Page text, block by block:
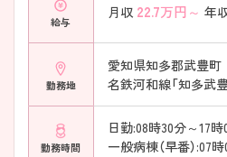
います。 ・中途入職者が多く、段階的に
経験に合わせた進め方 ・特定の人に負
クがある方も相談しやすい環境
■ 生活面まで支えるサポート体
事と生活の両立を支援しています。 ・「
速道路通勤も制度として認可 ・院内保
ージが変わっても働き続けやすい職場で
給与
月収 22.7万円～ 年
勤務地
愛知県知多郡武豊町
名鉄河和線「知多武
勤務時間
日勤:08時30分～17時
一般病棟（早番）:07時00